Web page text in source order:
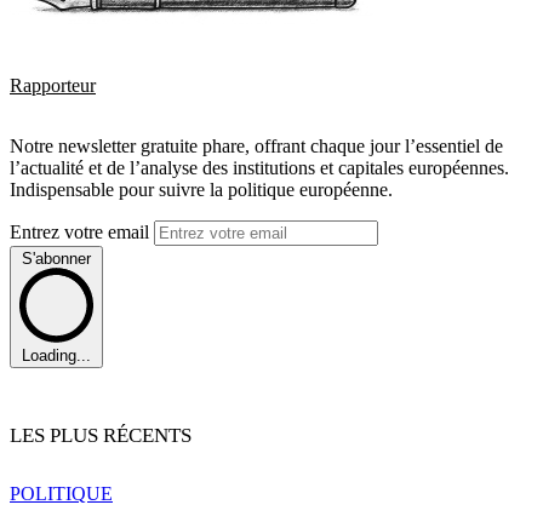
Rapporteur
Notre newsletter gratuite phare, offrant chaque jour l’essentiel de
l’actualité et de l’analyse des institutions et capitales européennes.
Indispensable pour suivre la politique européenne.
Entrez votre email
S'abonner
Loading...
LES PLUS RÉCENTS
POLITIQUE